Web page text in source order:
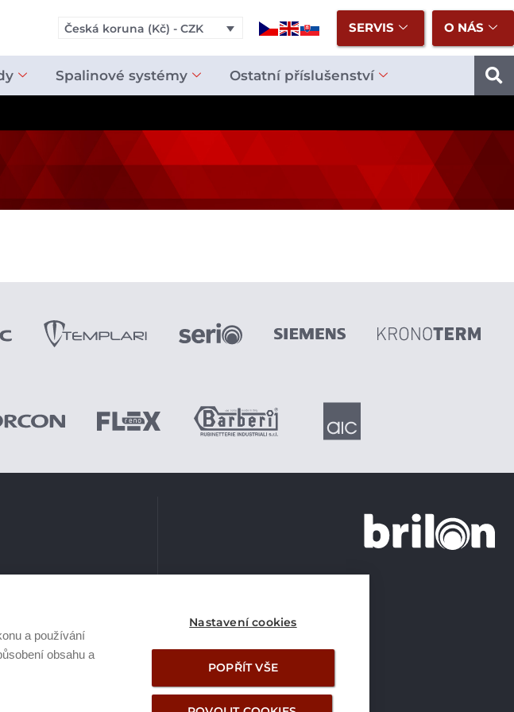
a používání
obsahu a
Nastavení cookies
POPŘÍT VŠE
Česká koruna (Kč) - CZK SERVIS O NÁS
Spalinové systémy Ostatní příslušenství